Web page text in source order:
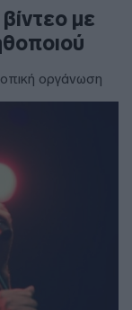
με
οργάνωση